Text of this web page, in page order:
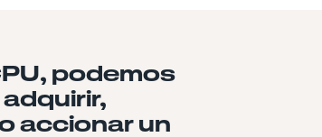
podemos
accionar un